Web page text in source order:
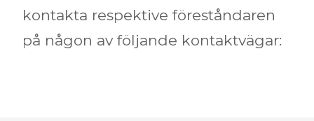
kontakta respektive föreståndaren
på någon av följande kontaktvägar: